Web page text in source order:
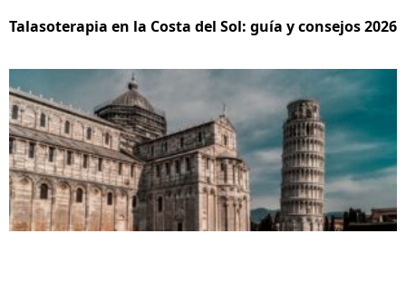
Talasoterapia en la Costa del Sol: guía y consejos 2026